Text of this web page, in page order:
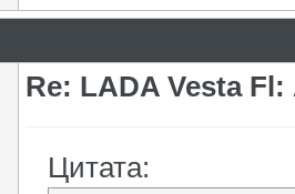
Re: LADA Vesta
Цитата: